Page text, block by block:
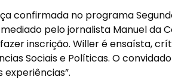
confirmada no programa
pelo jornalista Manuel da
inscrição. Willer é ensaísta,
Sociais e Políticas. O
experiências”.